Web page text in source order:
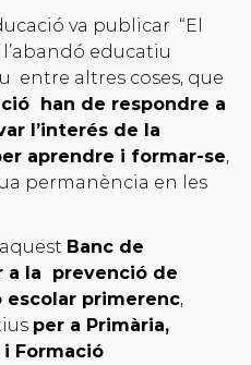
va publicar “El
educatiu
entre altres coses, que
han de respondre a
l’interés de la
aprendre i formar-se,
permanència en les
Banc de
a la prevenció de
escolar primerenc,
per a Primària,
Formació